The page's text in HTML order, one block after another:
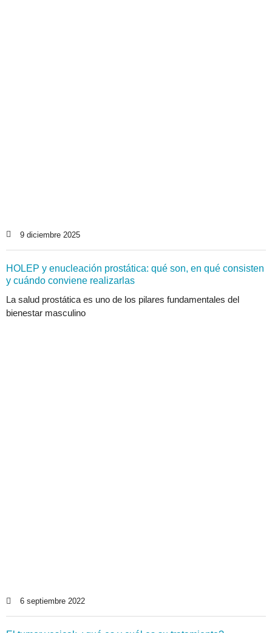
9 diciembre 2025
HOLEP y enucleación prostática: qué son, en qué consisten
y cuándo conviene realizarlas
La salud prostática es uno de los pilares fundamentales del
bienestar masculino
6 septiembre 2022